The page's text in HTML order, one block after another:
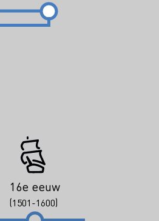
16e eeuw
(1501-1600)